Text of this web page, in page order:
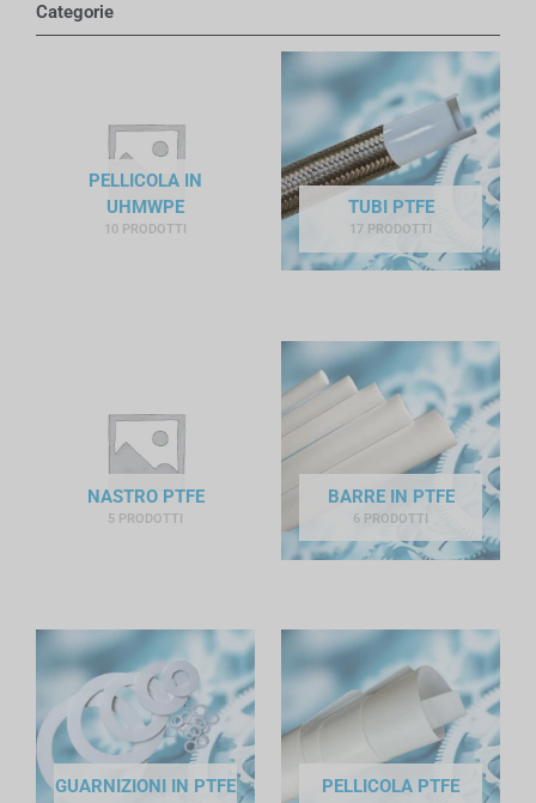
Categorie
PELLICOLA IN
UHMWPE
10 PRODOTTI
TUBI PTFE
17 PRODOTTI
NASTRO PTFE
5 PRODOTTI
BARRE IN PTFE
6 PRODOTTI
GUARNIZIONI IN PTFE PELLICOLA PTFE